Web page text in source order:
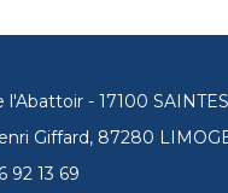
l'Abattoir - 17100 SAINTES
Giffard, 87280
92 13 69